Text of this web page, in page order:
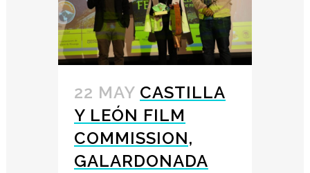
22 MAY CASTILLA
Y LEÓN FILM
COMMISSION,
GALARDONADA